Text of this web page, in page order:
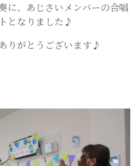
に、あじさいメンバーの合唱
となりました♪
りがとうございます♪